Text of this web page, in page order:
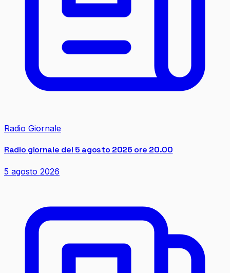
Radio Giornale
Radio giornale del 5 agosto 2026 ore 20.00
5 agosto 2026